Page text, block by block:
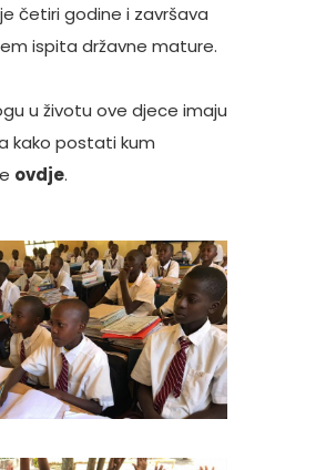
četiri godine i završava
ispita državne mature.
u životu ove djece imaju
a kako postati kum
ovdje.